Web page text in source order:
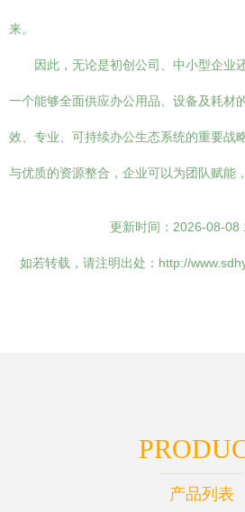
来。
因此，无论是初创公司、中小型企业
一个能够全面供应办公用品、设备及耗材
效、专业、可持续办公生态系统的重要战
与优质的资源整合，企业可以为团队赋能
更新时间：2026-08-08
如若转载，请注明出处：http://
产品列表